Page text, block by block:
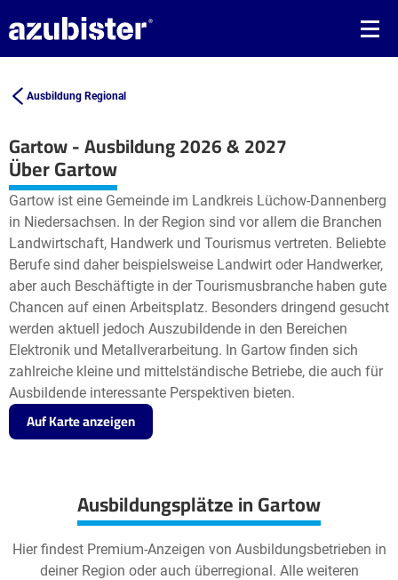
Ausbildung Regional
Gartow - Ausbildung 2026 & 2027
+
−
Leaflet| ©OpenStreetMap2
Über Gartow
Gartow ist eine Gemeinde im Landkreis Lüchow-Dannenberg
in Niedersachsen. In der Region sind vor allem die Branchen
Landwirtschaft, Handwerk und Tourismus vertreten. Beliebte
Berufe sind daher beispielsweise Landwirt oder Handwerker,
aber auch Beschäftigte in der Tourismusbranche haben gute
Chancen auf einen Arbeitsplatz. Besonders dringend gesucht
werden aktuell jedoch Auszubildende in den Bereichen
Elektronik und Metallverarbeitung. In Gartow finden sich
zahlreiche kleine und mittelständische Betriebe, die auch für
Ausbildende interessante Perspektiven bieten.
Auf Karte anzeigen
Ausbildungsplätze in Gartow
Hier findest Premium-Anzeigen von Ausbildungsbetrieben in
deiner Region oder auch überregional. Alle weiteren